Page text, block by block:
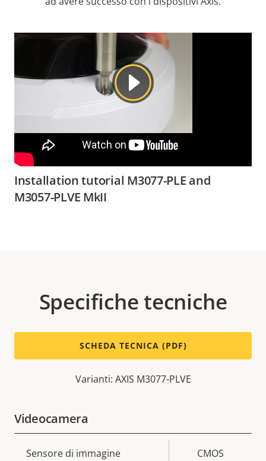
Installation tutorial M3077-PLE and
M3057-PLVE MkII
Specifiche tecniche
SCHEDA TECNICA (PDF)
Varianti: AXIS M3077-PLVE
Videocamera
Descrizione
Valore
Sensore di immagine CMOS